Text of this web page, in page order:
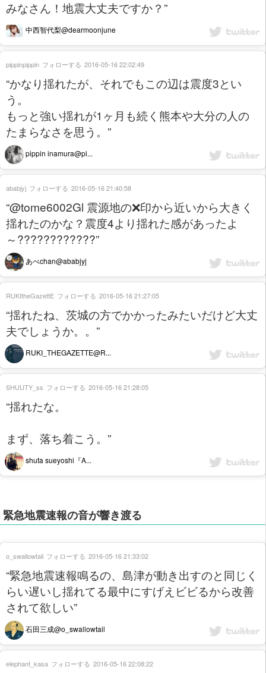
みなさん！地震大丈夫ですか？”
中西智代梨@dearmoonjune
“かなり揺れたが、それでもこの辺は震度3とい
う。
もっと強い揺れが1ヶ月も続く熊本や大分の人の
たまらなさを思う。”
pippin inamura@pi...
pippinpippin フォローする 2016-05-16 22:02:49
“@tome6002Gl 震源地の❌印から近いから大きく
揺れたのかな？震度4より揺れた感があったよ
～????????????”
あべchan@ababjyj
ababjyj フォローする 2016-05-16 21:40:58
“揺れたね、茨城の方でかかったみたいだけど大丈
夫でしょうか。。”
RUKI_THEGAZETTE@R...
RUKItheGazettE フォローする 2016-05-16 21:27:05
“揺れたな。
まず、落ち着こう。”
shuta sueyoshi『A...
SHUUTY_ss フォローする 2016-05-16 21:28:05
緊急地震速報の音が響き渡る
“緊急地震速報鳴るの、島津が動き出すのと同じく
らい遅いし揺れてる最中にすげえビビるから改善
されて欲しい”
石田三成@o_swallowtail
o_swallowtail フォローする 2016-05-16 21:33:02
elephant_kasa フォローする 2016-05-16 22:08:22